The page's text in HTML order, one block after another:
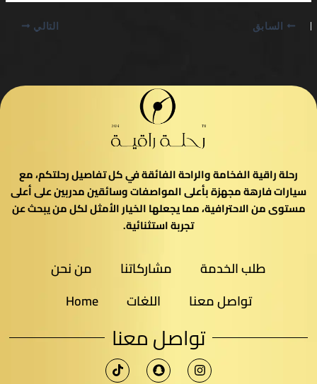
السابق التالي
رحلة راقية الفخامة والراحة الفائقة في كل تفاصيل رحلتكم، مع
سيارات فارهة مجهزة بأعلى المواصفات وسائقين مدربين على أعلى
مستوى من الاحترافية، مما يجعلها الخيار الأمثل لكل من يبحث عن
تجربة استثنائية.
طلب الخدمة مشاركاتنا
من نحن
تواصل معنا
اللغات Home
تواصل معنا​